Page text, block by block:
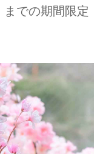
での期間限定